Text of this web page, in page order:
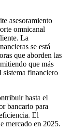
asesoramiento
omnicanal
La
se está
que aborden las
que más
sistema financiero
hasta el
bancario para
El
mercado en 2025.